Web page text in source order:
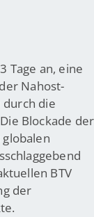
Tage an, eine
Nahost-
die
Blockade der
BTV
der